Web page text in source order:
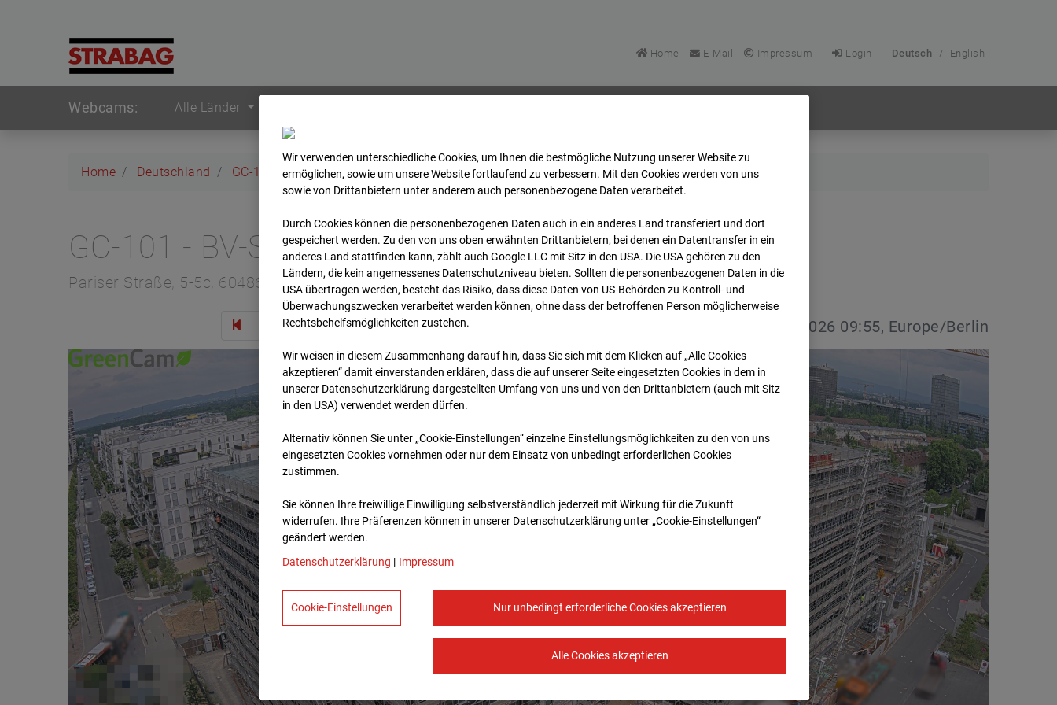
Home E-Mail Impressum Login Deutsch / English
Webcams: Alle Länder
Home Deutschland GC-101 - BV-Seed-FFM Archiv 2026 07 08 09:55
GC-101 - BV-Seed-FFM
Pariser Straße, 5-5c, 60486 Frankfurt
Zur Übersicht 08.07.2026 09:55, Europe/Berlin
Wir verwenden unterschiedliche Cookies, um Ihnen die best­mögliche Nutzung unserer Website zu
ermöglichen, sowie um unsere Website fortlaufend zu verbessern. Mit den Cookies werden von uns
sowie von Drittanbietern unter anderem auch personenbezogene Daten verarbeitet.
Durch Cookies können die personenbezogenen Daten auch in ein anderes Land transferiert und dort
gespeichert werden. Zu den von uns oben erwähnten Drittanbietern, bei denen ein Datentransfer in ein
anderes Land stattfinden kann, zählt auch Google LLC mit Sitz in den USA. Die USA gehören zu den
Ländern, die kein angemessenes Datenschutzniveau bieten. Sollten die personenbezogenen Daten in die
USA übertragen werden, besteht das Risiko, dass diese Daten von US-Behörden zu Kontroll- und
Überwachungszwecken verarbeitet werden können, ohne dass der betroffenen Person möglicherweise
Rechtsbehelfsmöglichkeiten zustehen.
Wir weisen in diesem Zusammenhang darauf hin, dass Sie sich mit dem Klicken auf „Alle Cookies
akzeptieren“ damit ein­ver­standen erklären, dass die auf unserer Seite eingesetzten Cookies in dem in
unserer Datenschutzerklärung dargestellten Umfang von uns und von den Drittanbietern (auch mit Sitz
in den USA) verwendet werden dürfen.
Alternativ können Sie unter „Cookie-Einstellungen“ einzelne Einstellungsmöglichkeiten zu den von uns
eingesetzten Cookies vornehmen oder nur dem Einsatz von unbedingt erforderlichen Cookies
zustimmen.
Sie können Ihre freiwillige Einwilligung selbstverständlich jederzeit mit Wirkung für die Zukunft
widerrufen. Ihre Prä­fe­renzen können in unserer Datenschutzerklärung unter „Cookie-Einstellungen“
geändert werden.
Datenschutzerklärung | Impressum
Nur unbedingt erforderliche Cookies akzeptieren
Alle Cookies akzeptieren
Cookie-Einstellungen